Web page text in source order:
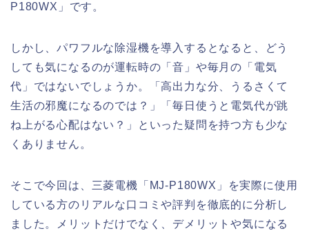
P180WX」です。
しかし、パワフルな除湿機を導入するとなると、どう
しても気になるのが運転時の「音」や毎月の「電気
代」ではないでしょうか。「高出力な分、うるさくて
生活の邪魔になるのでは？」「毎日使うと電気代が跳
ね上がる心配はない？」といった疑問を持つ方も少な
くありません。
そこで今回は、三菱電機「MJ-P180WX」を実際に使用
している方のリアルな口コミや評判を徹底的に分析し
ました。メリットだけでなく、デメリットや気になる